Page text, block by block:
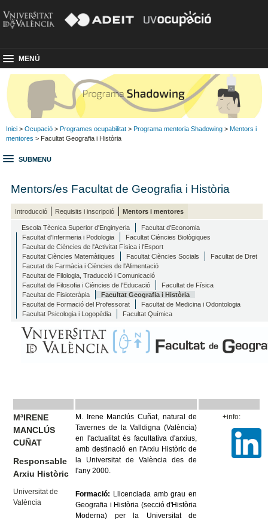
MENÚ
Inici > Ocupació > Programes ocupabilitat > Programa mentoria Shadowing > Mentors i
mentores > Facultat Geografia i Història
SUBMENU
Mentors/es Facultat de Geografia i Història
Introducció Requisits i inscripció Mentors i mentores
Escola Tècnica Superior d'Enginyeria
Facultat d'Economia
Facultat d'Infermeria i Podologia
Facultat Ciències Biològiques
Facultat de Ciències de l'Activitat Física i l'Esport
Facultat Ciències Matemàtiques
Facultat Ciències Socials
Facultat de Dret
Facutat de Farmàcia i Ciències de l'Alimentació
Facultat de Filologia, Traducció i Comunicació
Facultat de Filosofia i Ciències de l'Educació
Facultat de Física
Facultat de Fisioteràpia
Facultat Geografia i Història
Facultat de Formació del Professorat
Facultat de Medicina i Odontologia
Facultat Psicologia i Logopèdia
Facultat Química
MªIRENE
MANCLÚS
CUÑAT
Responsable
Arxiu Històric
Universitat de
València
M. Irene Manclús Cuñat, natural de
Tavernes de la Valldigna (València)
en l'actualitat és facultativa d'arxius,
amb destinació en l'Arxiu Històric de
la Universitat de València des de
l'any 2000.
Formació: Llicenciada amb grau en
Geografia i Història (secció d'Història
Moderna) per la Universitat de
+info: